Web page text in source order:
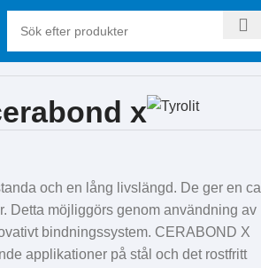
x
och en lång livslängd. De ger en ca
Detta möjliggörs genom användning av
bindningssystem. CERABOND X
applikationer på stål och det rostfritt